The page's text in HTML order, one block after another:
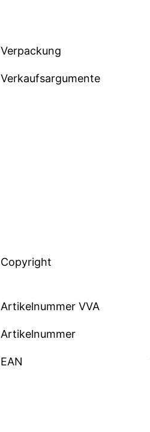
Verpackung
Verkaufsargumente
Copyright
Artikelnummer VVA
Artikelnummer
EAN